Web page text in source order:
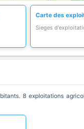
Carte des
Sieges
8 exploitations